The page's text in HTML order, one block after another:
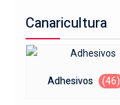
Canaricultura
Adhesivos (46)